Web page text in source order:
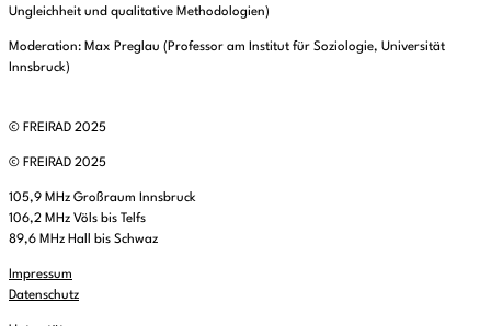
Ungleichheit und qualitative Methodologien)
Moderation: Max Preglau (Professor am Institut für Soziologie, Universität
Innsbruck)
© FREIRAD 2025
© FREIRAD 2025
105,9 MHz Großraum Innsbruck
106,2 MHz Völs bis Telfs
89,6 MHz Hall bis Schwaz
Impressum
Datenschutz